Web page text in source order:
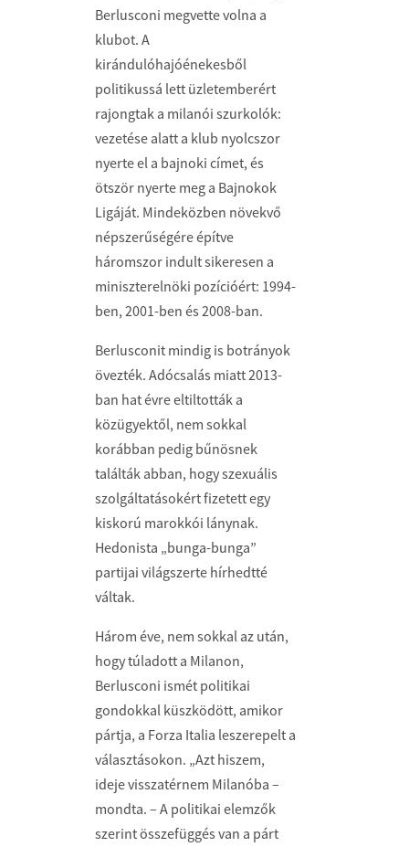
Berlusconi megvette volna a
klubot. A
kirándulóhajóénekesből
politikussá lett üzletemberért
rajongtak a milanói szurkolók:
vezetése alatt a klub nyolcszor
nyerte el a bajnoki címet, és
ötször nyerte meg a Bajnokok
Ligáját. Mindeközben növekvő
népszerűségére építve
háromszor indult sikeresen a
miniszterelnöki pozícióért: 1994-
ben, 2001-ben és 2008-ban.
Berlusconit mindig is botrányok
övezték. Adócsalás miatt 2013-
ban hat évre eltiltották a
közügyektől, nem sokkal
korábban pedig bűnösnek
találták abban, hogy szexuális
szolgáltatásokért fizetett egy
kiskorú marokkói lánynak.
Hedonista „bunga-bunga”
partijai világszerte hírhedtté
váltak.
Három éve, nem sokkal az után,
hogy túladott a Milanon,
Berlusconi ismét politikai
gondokkal küszködött, amikor
pártja, a Forza Italia leszerepelt a
választásokon. „Azt hiszem,
ideje visszatérnem Milanóba –
mondta. – A politikai elemzők
szerint összefüggés van a párt